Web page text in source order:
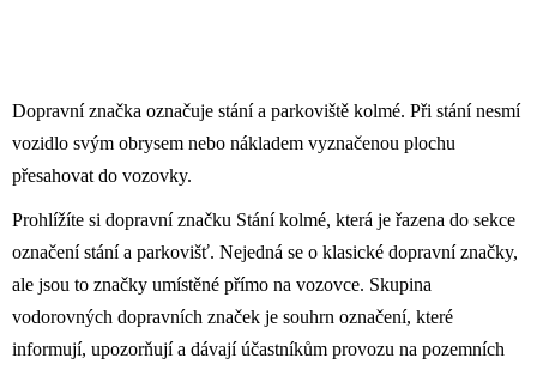
Dopravní značka označuje stání a parkoviště kolmé. Při stání nesmí
vozidlo svým obrysem nebo nákladem vyznačenou plochu
přesahovat do vozovky.
Prohlížíte si dopravní značku Stání kolmé, která je řazena do sekce
označení stání a parkovišť. Nejedná se o klasické dopravní značky,
ale jsou to značky umístěné přímo na vozovce. Skupina
vodorovných dopravních značek je souhrn označení, které
informují, upozorňují a dávají účastníkům provozu na pozemních